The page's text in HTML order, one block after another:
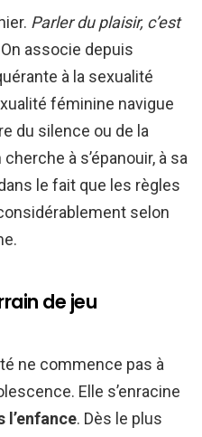
Parler du plaisir, c’est
associe depuis
à la sexualité
féminine navigue
du silence ou de la
à s’épanouir, à sa
le fait que les règles
selon
de jeu
ne commence pas à
Elle s’enracine
l’enfance. Dès le plus